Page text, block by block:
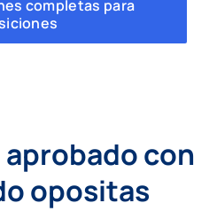
completas para
aprobado con
opositas